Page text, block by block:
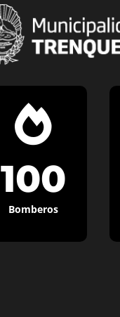

100
Bomberos